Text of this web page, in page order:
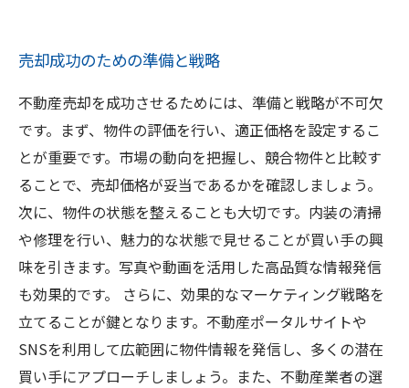
売却成功のための準備と戦略
不動産売却を成功させるためには、準備と戦略が不可欠
です。まず、物件の評価を行い、適正価格を設定するこ
とが重要です。市場の動向を把握し、競合物件と比較す
ることで、売却価格が妥当であるかを確認しましょう。
次に、物件の状態を整えることも大切です。内装の清掃
や修理を行い、魅力的な状態で見せることが買い手の興
味を引きます。写真や動画を活用した高品質な情報発信
も効果的です。 さらに、効果的なマーケティング戦略を
立てることが鍵となります。不動産ポータルサイトや
SNSを利用して広範囲に物件情報を発信し、多くの潜在
買い手にアプローチしましょう。また、不動産業者の選